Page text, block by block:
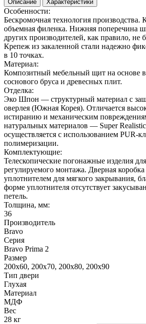
Описание Характеристики
Особенности:
Бескромочная технология производства.
объемная филенка. Нижняя поперечина
других производителей, как правило, не
Крепеж из закаленной стали надежно
в 10 точках.
Материал:
Композитный мебельный щит на основе
соснового бруса и древесных плит.
Отделка:
Эко Шпон — структурный материал с
оверлея (Южная Корея). Отличается
истиранию и механическим
натуральных материалов — Super
осуществляется с использованием PUR-
полимеризации.
Комплектующие:
Телескопические погонажные изделия
регулируемого монтажа. Дверная
уплотнителем для мягкого закрывания,
форме уплотнителя отсутствует
петель.
Толщина, мм:
36
Производитель
Bravo
Серия
Bravo Prima 2
Размер
200х60, 200х70, 200х80, 200х90
Тип двери
Глухая
Материал
МДФ
Вес
28 кг